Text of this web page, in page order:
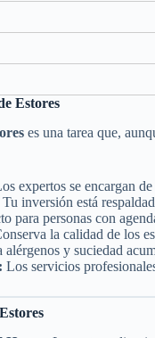
Estores
es una tarea que,
expertos se encargan
Tu inversión está
para personas con
la calidad de los
alérgenos y suciedad
Los servicios